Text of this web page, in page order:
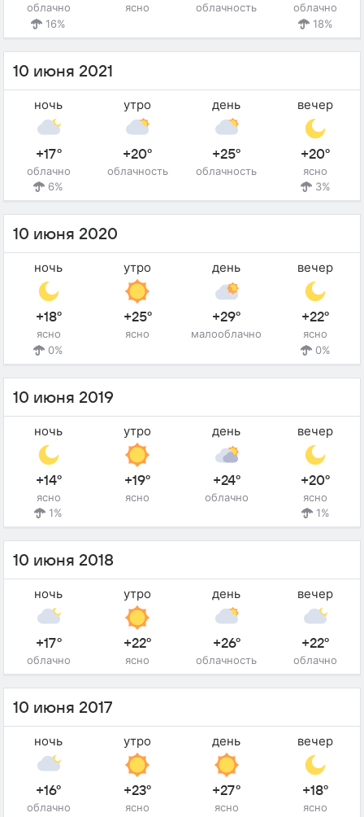
облачно
16%
ясно облачность
облачно
18%
10 июня 2021
ночь
+17°
облачно
6%
утро
+20°
облачность
день
+25°
облачность
вечер
+20°
ясно
3%
10 июня 2020
ночь
+18°
ясно
0%
утро
+25°
ясно
день
+29°
малооблачно
вечер
+22°
ясно
0%
10 июня 2019
ночь
+14°
ясно
1%
утро
+19°
ясно
день
+24°
облачно
вечер
+20°
ясно
1%
10 июня 2018
ночь
+17°
облачно
утро
+22°
ясно
день
+26°
облачность
вечер
+22°
облачно
10 июня 2017
ночь
+16°
облачно
утро
+23°
ясно
день
+27°
ясно
вечер
+18°
ясно